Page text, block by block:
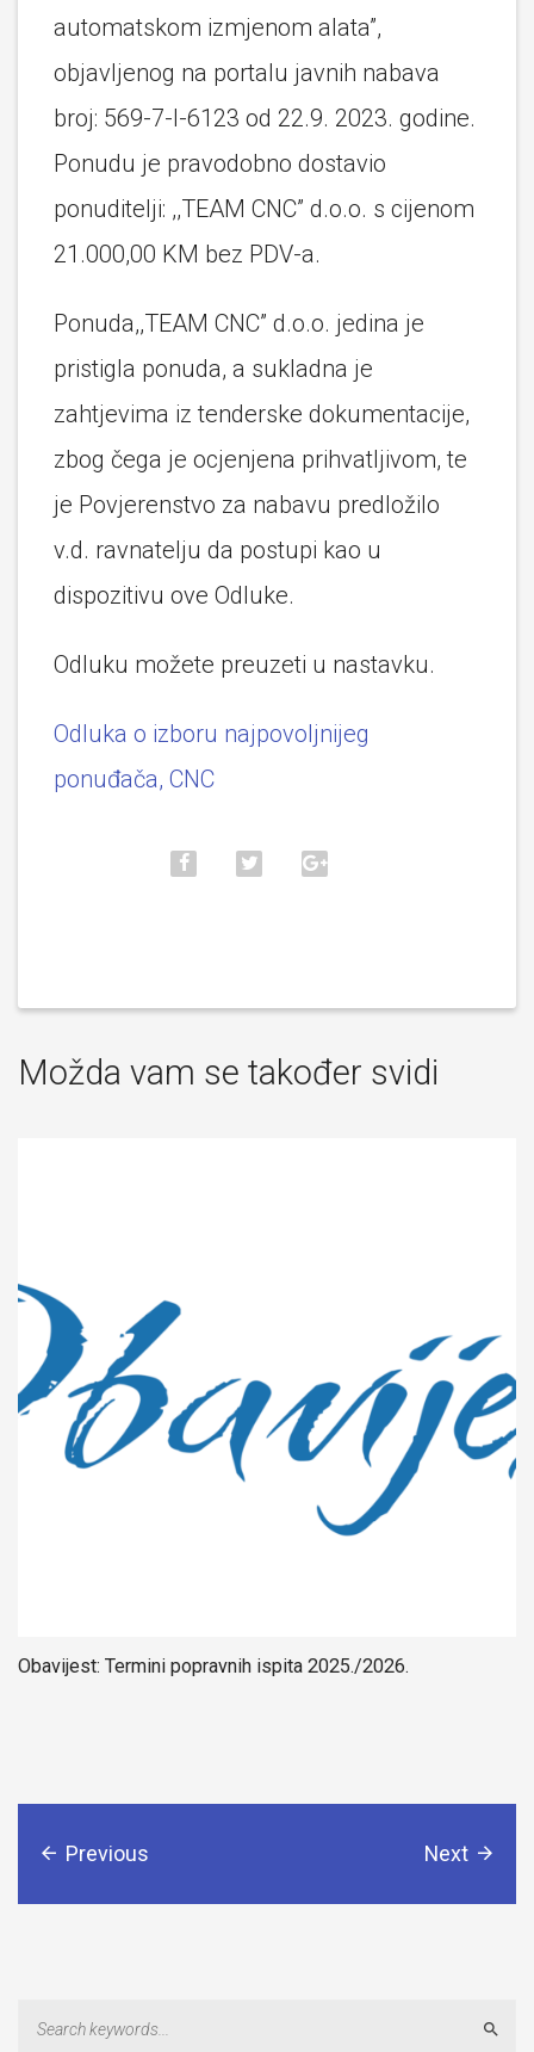
automatskom izmjenom alata”,
objavljenog na portalu javnih nabava
broj: 569-7-l-6123 od 22.9. 2023. godine.
Ponudu je pravodobno dostavio
ponuditelji: ,,TEAM CNC” d.o.o. s cijenom
21.000,00 KM bez PDV-a.
Ponuda,,TEAM CNC” d.o.o. jedina je
pristigla ponuda, a sukladna je
zahtjevima iz tenderske dokumentacije,
zbog čega je ocjenjena prihvatljivom, te
je Povjerenstvo za nabavu predložilo
v.d. ravnatelju da postupi kao u
dispozitivu ove Odluke.
Odluku možete preuzeti u nastavku.
Odluka o izboru najpovoljnijeg
ponuđača, CNC
Možda vam se također svidi
Obavijest: Termini popravnih ispita 2025./2026.
Previous Next